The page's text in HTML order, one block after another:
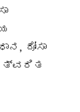
ದೋಸಾ
ತ್ವರಿತ